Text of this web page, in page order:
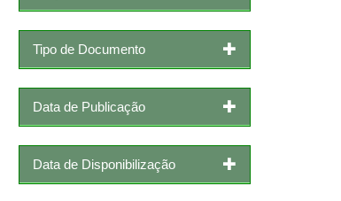
Tipo de Documento
Data de Publicação
Data de Disponibilização